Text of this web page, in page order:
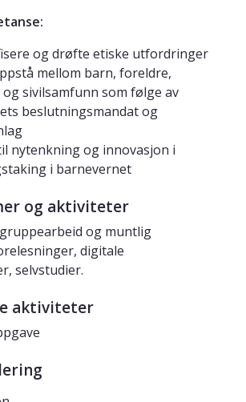
:
og drøfte etiske utfordringer
mellom barn, foreldre,
sivilsamfunn som følge av
beslutningsmandat og
nytenkning og innovasjon i
i barnevernet
og aktiviteter
og muntlig
digitale
selvstudier.
aktiviteter